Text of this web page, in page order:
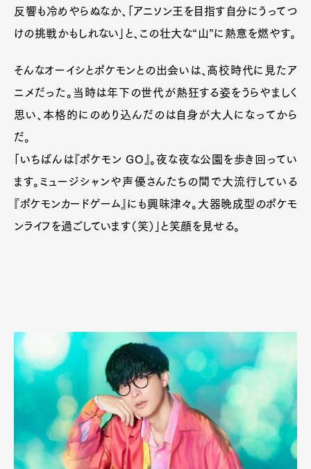
反響も冷めやらぬなか、「アニソン王を目指す自分にうってつ
けの挑戦かもしれない」と、この壮大な“山”に熱意を燃やす。
そんなオーイシとポケモンとの出会いは、高校時代に見たア
ニメだった。当時は年下の世代が熱狂する姿をうらやましく
思い、本格的にのめり込んだのは自身が大人になってから
だ。
「いちばんは『ポケモン GO』。夜な夜な公園を歩き回ってい
ます。ミュージシャンや声優さんたちの間で大流行している
『ポケモンカードゲーム』にも興味津々。大器晩成型のポケモ
ンライフを過ごしています（笑）」と笑顔を見せる。